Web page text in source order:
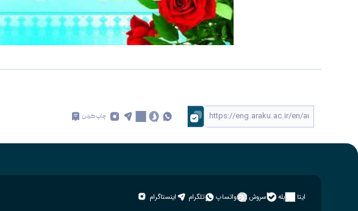
چاپ کردن
اینستاگرام تلگرام واتساپ سروش بله ایتا